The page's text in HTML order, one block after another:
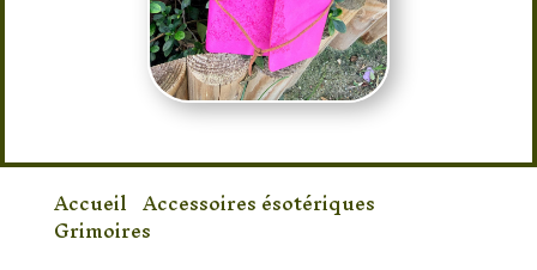
Accueil Accessoires ésotériques
Grimoires